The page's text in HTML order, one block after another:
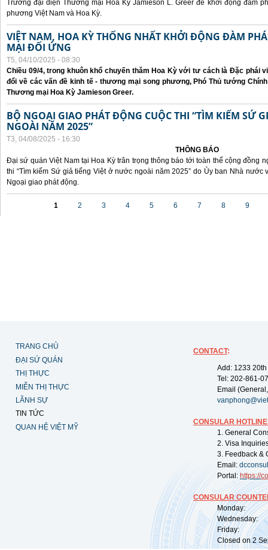
Trưởng đại diện Thương mại Hoa Kỳ Jamieson L. Greer để khởi động đàm
phương Việt Nam và Hoa Kỳ.
VIỆT NAM, HOA KỲ THỐNG NHẤT KHỞI ĐỘNG ĐÀM
MẠI ĐỐI ỨNG
T5, 04/10/2025 - 08:30
Chiều 09/4, trong khuôn khổ chuyến thăm Hoa Kỳ với tư cách là Đặc phái
đổi về các vấn đề kinh tế - thương mại song phương, Phó Thủ tướng
Thương mại Hoa Kỳ Jamieson Greer.
BỘ NGOẠI GIAO PHÁT ĐỘNG CUỘC THI “TÌM KIẾM SỨ
NGOÀI NĂM 2025”
T3, 04/08/2025 - 16:30
THÔNG BÁO
Đại sứ quán Việt Nam tại Hoa Kỳ trân trọng thông báo tới toàn thể cộng đồng
thi “Tìm kiếm Sứ giả tiếng Việt ở nước ngoài năm 2025” do Ủy ban Nhà
Ngoại giao phát động.
1 2 3 4 5 6 7 8 9
TRANG CHỦ
ĐẠI SỨ QUÁN
THỊ THỰC
MIỄN THỊ THỰC
LÃNH SỰ
TIN TỨC
QUAN HỆ VIỆT MỸ
CONTACT:
Add: 1233
Tel: 202-861-
Email
CONSULAR
1. General
2. Visa
3. Feedback &
Email:
Portal: https://
CONSULAR
Monday:
Wednesday:
Friday:
Closed on 2